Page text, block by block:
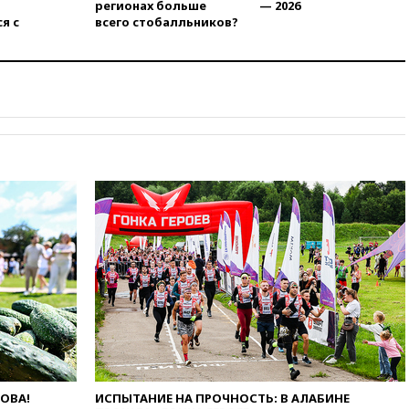
Брянской области
дефицита боеприпасов
14:40
В Германии задержан
украинец за шпионаж на
оборонном предприятии
14:21АТОР сообщила о
снижении цен на авиабилеты
в России
14:19Масштабный сбой
произошел в рунете
14:14«Ведомости»: Озон банк
не пострадает от британских
с
регионах больше
всего стобалльников?
— 2026
ИСПЫТАНИЕ НА ПРОЧНОСТЬ: В АЛАБИНЕ